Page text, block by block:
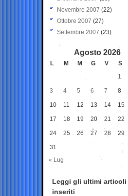
Novembre 2007 (22)
Ottobre 2007 (27)
Settembre 2007 (23)
Agosto 2026
L M M G V S
1
3 4 5 6 7 8
10 11 12 13 14 15
17 18 19 20 21 22
24 25 26 27 28 29
31
« Lug
Leggi gli ultimi articoli
inseriti